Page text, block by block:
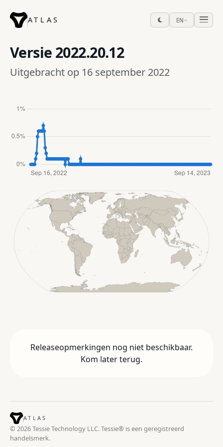
ATLAS EN
Versie 2022.20.12
Uitgebracht op 16 september 2022
Releaseopmerkingen nog niet beschikbaar.
Kom later terug.
ATLAS
© 2026 Tessie Technology LLC. Tessie® is een geregistreerd
handelsmerk.